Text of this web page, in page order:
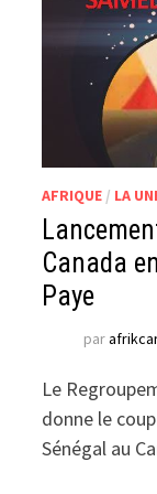
AFRIQUE / LA
Canada
Paye
par
Le
donne le
Sénégal au